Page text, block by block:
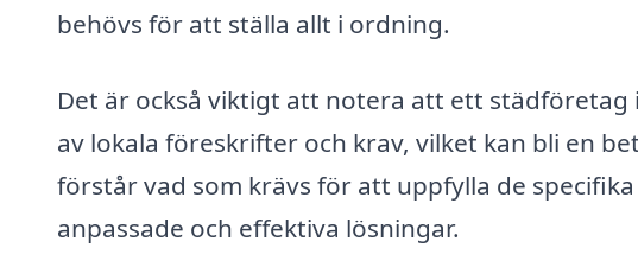
behövs för att ställa allt i ordning.
Det är också viktigt att notera att ett
av lokala föreskrifter och krav, vilket kan bli en
förstår vad som krävs för att uppfylla de
anpassade och effektiva lösningar.